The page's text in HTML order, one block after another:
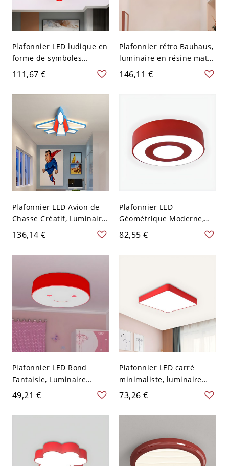
Plafonnier LED ludique en
forme de symboles
mathématiques pour
chambre d’enfant et salle
de jeux - Rouge 110 V-120
111,67 €
Plafonnier rétro Bauhaus,
luminaire en résine mate
pour chambre ou entrée,
lumière douce - Rouge
146,11 €
Plafonnier LED Avion de
Chasse Créatif, Luminaire
Avion Cartoon pour
Chambre d'Enfant, Décor
Aviation - Rouge 110 V-
136,14 €
Plafonnier LED
Géométrique Moderne,
Luminaire Rond en
Acrylique pour Chambre
82,55 €
Plafonnier LED Rond
Fantaisie, Luminaire
Plafond Visage Souriant
pour Chambre d'Enfant -
Rouge 110 V-120 V Blanc
49,21 €
Plafonnier LED carré
minimaliste, luminaire
profil bas pour chambre
et salle de jeux - Rouge
110 V-120 V Blanc
73,26 €